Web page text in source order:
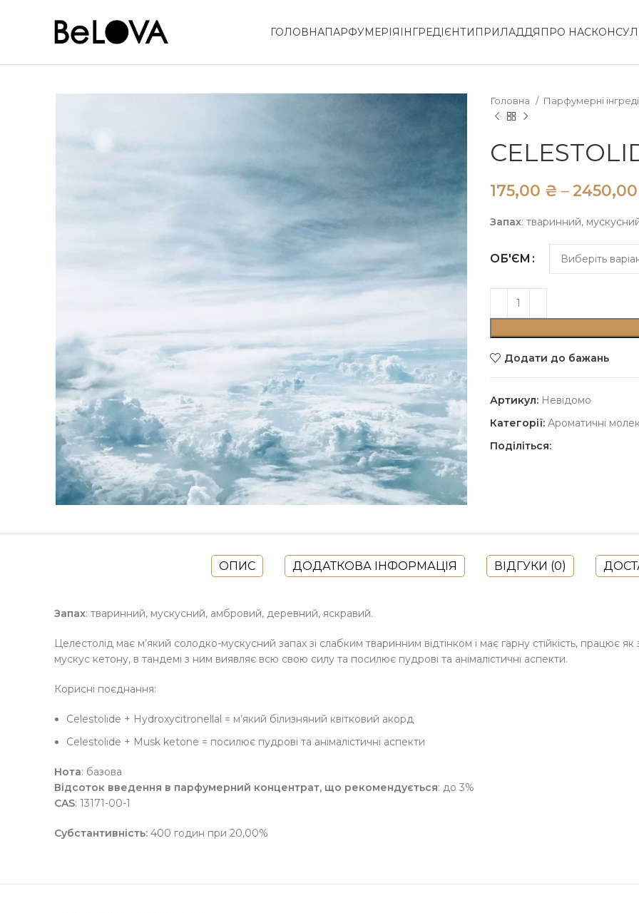
ГОЛОВНАПАРФУМЕРІЯ ІНГРЕДІЄНТИ ПРИЛАДДЯ ПРО НАС
Головна Парфумерні
₴
Запах: тваринний,
ОБ'ЄМ
Додати до бажань
Артикул: Невідомо
Категорії: Ароматичні
Поділіться:
ОПИС ДОДАТКОВА ІНФОРМАЦІЯ ВІДГУКИ (0)
Запах: тваринний, мускусний, амбровий, деревний, яскравий.
Целестолід має м’який солодко-мускусний запах зі слабким тваринним відтінком і має гарну стійкість, працює
мускус кетону, в тандемі з ним виявляє всю свою силу та посилює пудрові та анімалістичні аспекти.
Корисні поєднання:
Celestolide + Hydroxycitronellal = м’який білизняний квітковий акорд
Celestolide + Musk ketone = посилює пудрові та анімалістичні аспекти
Нота: базова
Відсоток введення в парфумерний концентрат, що рекомендується: до 3%
CAS: 13171-00-1
Субстантивність: 400 годин при 20,00%